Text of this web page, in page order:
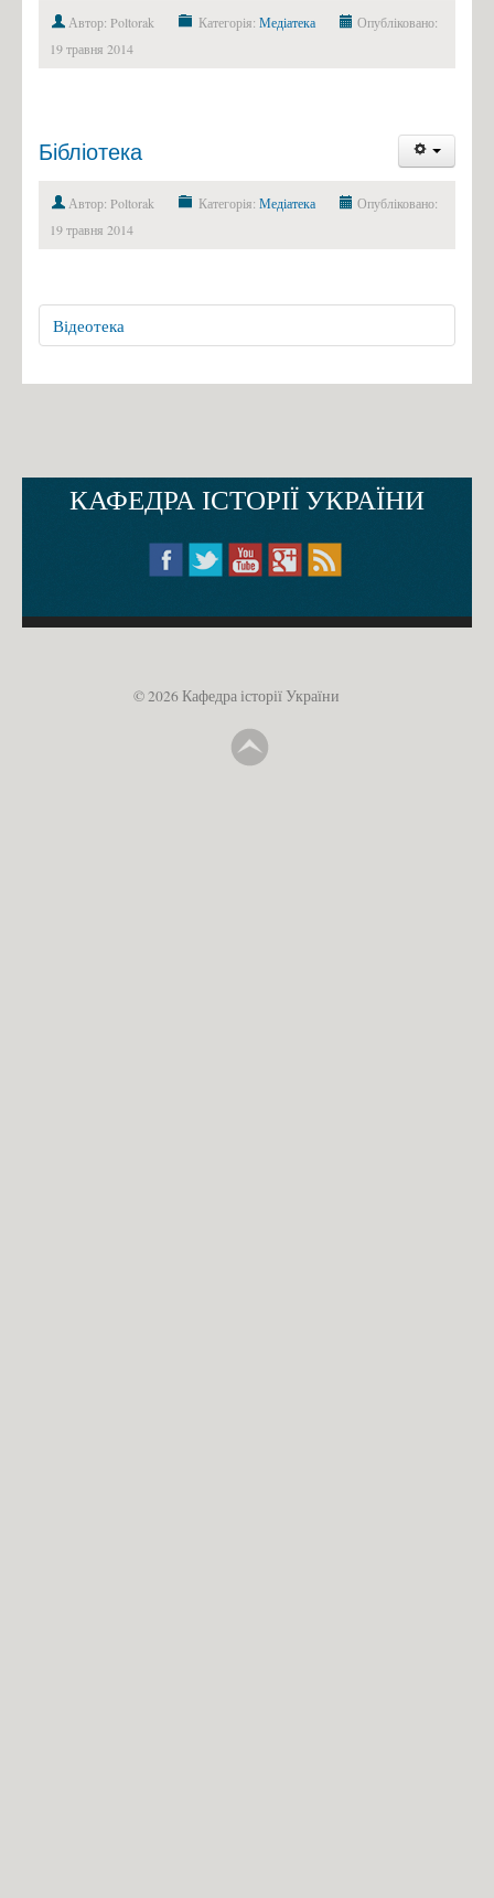
Автор: Poltorak Категорія: Медіатека
Опубліковано:
19 травня 2014
Бібліотека
Автор: Poltorak Категорія: Медіатека
Опубліковано:
19 травня 2014
Відеотека
КАФЕДРА ІСТОРІЇ УКРАЇНИ
© 2026 Кафедра історії України